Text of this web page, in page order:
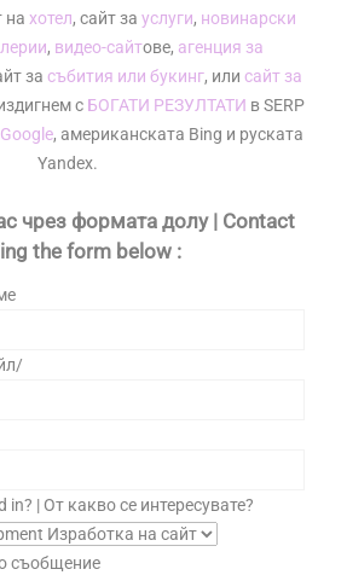
на хотел, сайт за услуги, новинарски
, видео-сайтове, агенция за
за събития или букинг, или сайт за
с БОГАТИ РЕЗУЛТАТИ в SERP
, американската Bing и руската
Yandex.
чрез формата долу | Contact
the form below :
| От какво се интересувате?
съобщение